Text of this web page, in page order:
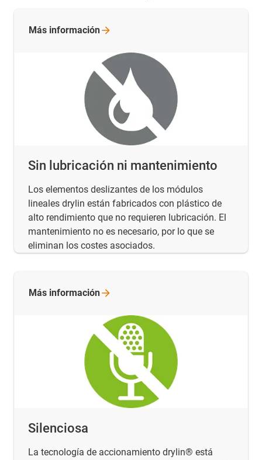
Sin lubricación ni mantenimiento
Los elementos deslizantes de los módulos
lineales drylin están fabricados con plástico de
alto rendimiento que no requieren lubricación. El
mantenimiento no es necesario, por lo que se
eliminan los costes asociados.
Más información
Silenciosa
La tecnología de accionamiento drylin® está
Más información